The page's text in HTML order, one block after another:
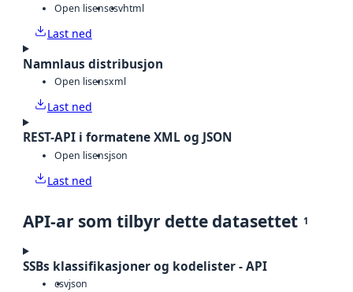
Open lisenscsvhtml
Last ned
Namnlaus distribusjon
Open lisensxml
Last ned
REST-API i formatene XML og JSON
Open lisensjson
Last ned
API-ar som tilbyr dette datasettet 1
SSBs klassifikasjoner og kodelister - API
csvjson